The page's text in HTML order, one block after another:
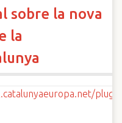
sobre la nova
la